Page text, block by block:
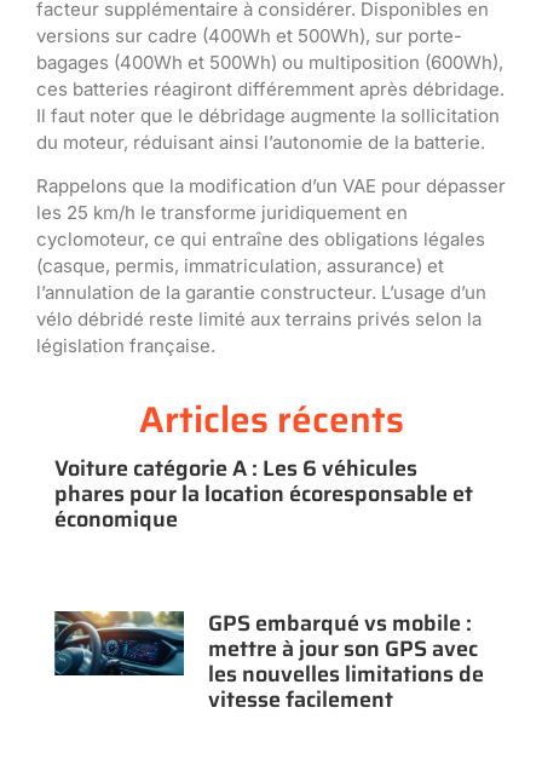
facteur supplémentaire à considérer. Disponibles en
versions sur cadre (400Wh et 500Wh), sur porte-
bagages (400Wh et 500Wh) ou multiposition (600Wh),
ces batteries réagiront différemment après débridage.
Il faut noter que le débridage augmente la sollicitation
du moteur, réduisant ainsi l’autonomie de la batterie.
Rappelons que la modification d’un VAE pour dépasser
les 25 km/h le transforme juridiquement en
cyclomoteur, ce qui entraîne des obligations légales
(casque, permis, immatriculation, assurance) et
l’annulation de la garantie constructeur. L’usage d’un
vélo débridé reste limité aux terrains privés selon la
législation française.
Articles récents
Voiture catégorie A : Les 6 véhicules
phares pour la location écoresponsable et
économique
GPS embarqué vs mobile :
mettre à jour son GPS avec
les nouvelles limitations de
vitesse facilement